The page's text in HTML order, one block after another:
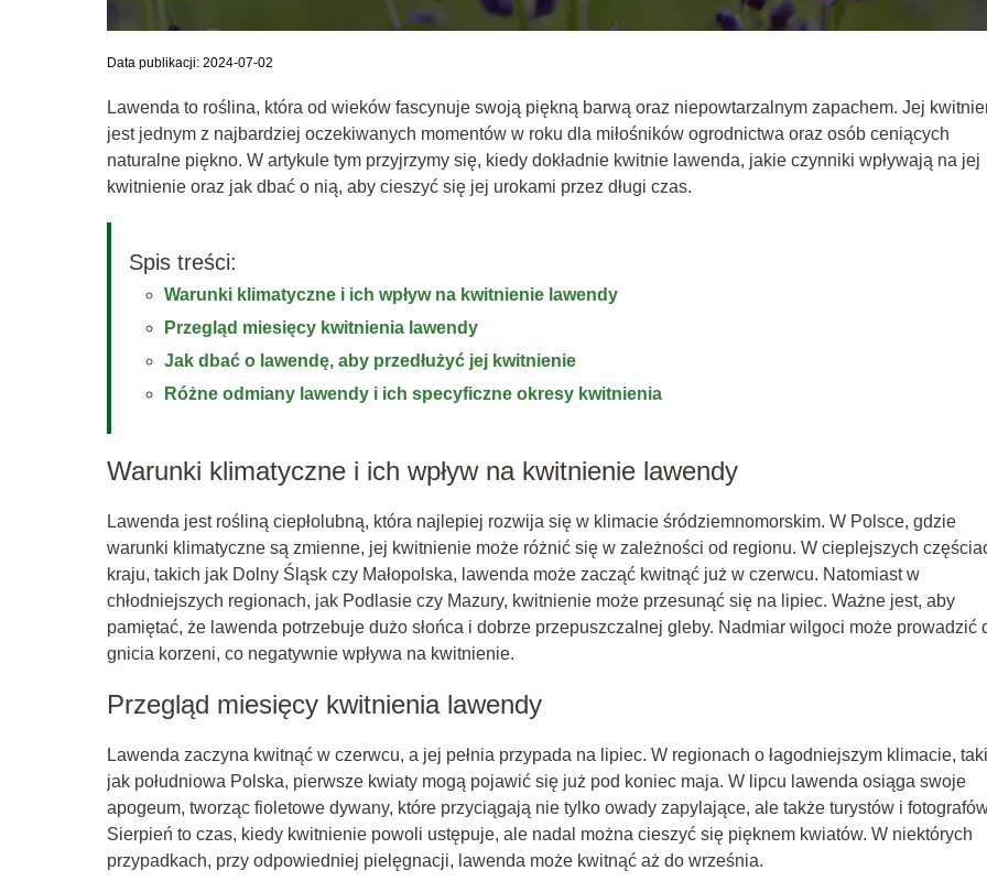
Data publikacji: 2024-07-02
Lawenda to roślina, która od wieków fascynuje swoją piękną barwą oraz niepowtarzalnym zapachem. Jej
jest jednym z najbardziej oczekiwanych momentów w roku dla miłośników ogrodnictwa oraz osób ceniących
naturalne piękno. W artykule tym przyjrzymy się, kiedy dokładnie kwitnie lawenda, jakie czynniki wpływają na jej
kwitnienie oraz jak dbać o nią, aby cieszyć się jej urokami przez długi czas.
Spis treści:
Warunki klimatyczne i ich wpływ na kwitnienie lawendy
Przegląd miesięcy kwitnienia lawendy
Jak dbać o lawendę, aby przedłużyć jej kwitnienie
Różne odmiany lawendy i ich specyficzne okresy kwitnienia
Warunki klimatyczne i ich wpływ na kwitnienie lawendy
Lawenda jest rośliną ciepłolubną, która najlepiej rozwija się w klimacie śródziemnomorskim. W Polsce, gdzie
warunki klimatyczne są zmienne, jej kwitnienie może różnić się w zależności od regionu. W cieplejszych
kraju, takich jak Dolny Śląsk czy Małopolska, lawenda może zacząć kwitnąć już w czerwcu. Natomiast w
chłodniejszych regionach, jak Podlasie czy Mazury, kwitnienie może przesunąć się na lipiec. Ważne jest, aby
pamiętać, że lawenda potrzebuje dużo słońca i dobrze przepuszczalnej gleby. Nadmiar wilgoci może prowadzić
gnicia korzeni, co negatywnie wpływa na kwitnienie.
Przegląd miesięcy kwitnienia lawendy
Lawenda zaczyna kwitnąć w czerwcu, a jej pełnia przypada na lipiec. W regionach o łagodniejszym klimacie,
jak południowa Polska, pierwsze kwiaty mogą pojawić się już pod koniec maja. W lipcu lawenda osiąga swoje
apogeum, tworząc fioletowe dywany, które przyciągają nie tylko owady zapylające, ale także turystów i
Sierpień to czas, kiedy kwitnienie powoli ustępuje, ale nadal można cieszyć się pięknem kwiatów. W niektórych
przypadkach, przy odpowiedniej pielęgnacji, lawenda może kwitnąć aż do września.